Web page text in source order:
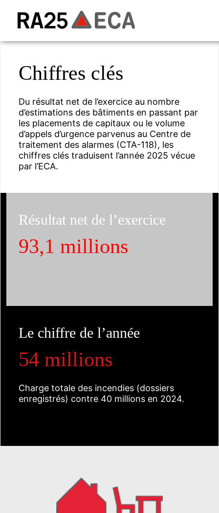
Chiffres clés
Du résultat net de l’exercice au nombre
d’estimations des bâtiments en passant par
les placements de capitaux ou le volume
d’appels d’urgence parvenus au Centre de
traitement des alarmes (CTA-118), les
chiffres clés traduisent l’année 2025 vécue
par l’ECA.
Le chiffre de l’année
54 millions
Charge totale des incendies (dossiers
enregistrés) contre 40 millions en 2024.
Résultat net de l’exercice
93,1 millions